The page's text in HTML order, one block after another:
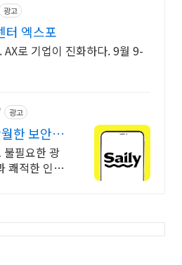
광고
터 엑스포
로 기업이 진화하다. 9월 9-
광고
한 보안,
불필요한 광
쾌적한 인터